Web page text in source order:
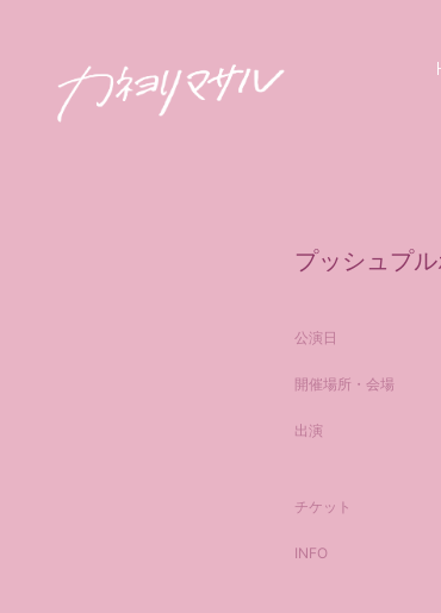
プッシュプ
公演日
開催場所・会場
出演
チケット
INFO